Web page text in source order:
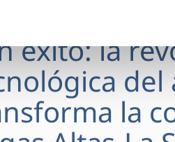
éxito: la
del
la